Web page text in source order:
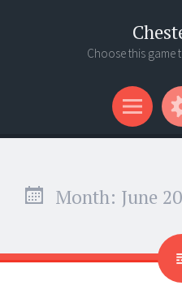
Choose this game
Menu
Widgets
Search
Month: June